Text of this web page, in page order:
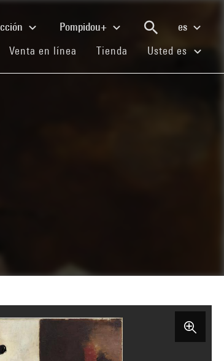
Pompidou+
es
Venta en línea (current)
Tienda (current)
Usted es